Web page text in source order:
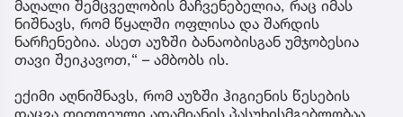
მაღალი შემცველობის მაჩვენებელია, რაც იმას
ნიშნავს, რომ წყალში ოფლისა და შარდის
ნარჩენებია. ასეთ აუზში ბანაობისგან უმჯობესია
თავი შეიკავოთ,“ – ამბობს ის.
ექიმი აღნიშნავს, რომ აუზში ჰიგიენის წესების